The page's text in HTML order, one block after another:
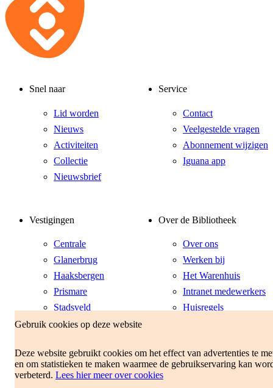
Gebruik cookies op deze website
Deze website gebruikt cookies om het effect van advertenties te
en om statistieken te maken waarmee de gebruikservaring kan
verbeterd. Lees hier meer over cookies
Snel naar
Lid worden
Nieuws
Activiteiten
Collectie
Nieuwsbrief
Service
Contact
Veelgestelde vragen
Abonnement wijzigen
Iguana app
Vestigingen
Centrale
Glanerbrug
Haaksbergen
Prismare
Stadsveld
Twekkelerveld
Over de Bibliotheek
Over ons
Werken bij
Het Warenhuis
Intranet medewerkers
Huisregels
Cookie statement
Privacy beleid